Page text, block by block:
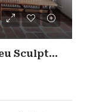
Duplex de Colecție cu Șemineu Sculptural | 120mp | Victoriei – Titulescu |